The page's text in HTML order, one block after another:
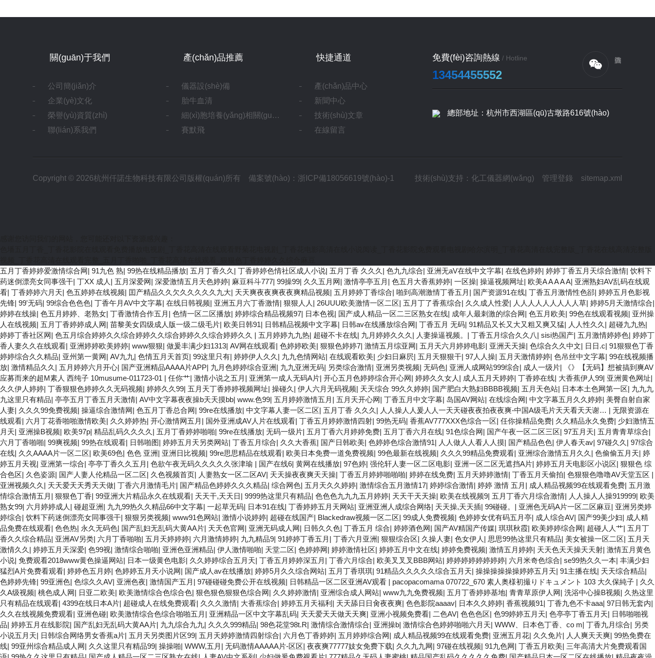
免費(fèi)咨詢熱線 / Hotline
13454455552
總部地址：杭州市西湖區(qū)古墩路616號(hào)
關(guān)于我們
公司簡(jiǎn)介
企業(yè)文化
榮譽(yù)資質(zhì)
聯(lián)系我們
產(chǎn)品推薦
儀器設(shè)備
胎牛血清
細(xì)胞培養(yǎng)相關(guān)試劑
賽默飛
快捷通道
產(chǎn)品中心
新聞中心
技術(shù)文章
在線留言
Copyright © 2026杭州仟諾生物科技有限公司版權(quán)所有備案號(hào)：浙ICP備18056619號(hào)-1 技術(shù)支持： 化工儀器網(wǎng) 管理登錄 sitemap.xml
五月丁香婷婷爱激情综合网| 91九色 熟| 99热在线精品播放| 五月丁香久久 | 丁香婷婷色情社区成人小说| 五月丁香 久久久 | 色九九综合| 亚洲无aV在线中文字幕| 在线色婷婷| 婷婷丁香五月天综合激情| 饮料下
药迷倒漂亮女同事强干| 丁XX 成人 | 五月深爱网| 深爱激情五月天色婷婷| 麻豆科斗777| 99操99| 久久五月网| 激情亭亭五月 | 色五月大香蕉婷婷| 一区操| 操逼视频网址| 欧美A A A A A| 亚洲熟妇AV乱码在线观
看| 丁香婷婷六月天| 色五婷婷在线视频| 囯产精品久久欠久久久久久九大| 天天爽夜夜爽夜夜爽精品视频| 五月婷婷丁香综合| 啪到高潮激情丁香五月 | 国产资源91在线| 丁香五月激情性色郤| 婷婷五月色影视
先锋| 99'无码| 99综合色色色| 丁香午月AV中文字幕| 在线日韩视频| 亚洲五月六丁香激情| 狠狠人人 | 26UUU欧美激情一区二区| 五月丁了香蕉综合| 久久成人性爱| 人人人人人人人人人草| 婷婷5月天激情综合|
婷婷在线操| 色五月婷婷、老熟女| 丁香激情合作五月 | 色情一区二区播放| 婷婷综合精品视频97| 日本色视| 国产成人精品一区二三区熟女在线| 成年人最刺激的综合网| 色五月欧美| 99色在线观看视频| 亚州操
人在线视频| 五月丁香婷婷成人网| 苗黎美女四级成人版一级二级毛片| 欧美日韩91| 日韩精品视频中文字幕| 日韩av在线播放综合网| 丁香五月 无码| 91精品又长又大又粗又爽又猛| 人人性久久 | 超碰九九热|
婷婷丁香社区网| 色五月综合婷婷久久综合婷婷久久综合婷婷久久综合婷婷久久 | 五月婷婷九九热| 超碰不卡在线| 九月婷婷久久久 | 人妻操逼视频。 | 丁香五月综合久久八 | sisi热国产| 五月激情婷婷色| 婷婷丁
香人妻久久在线观看| 亚洲婷婷欧美婷婷| www狠狠| 做爰丰满少妇1313| AV网在线观看| 色婷婷欧美| 狠狠色婷婷7| 激情五月综亚网| 五月天六月婷婷电影| 亚洲天天操| 色综合久久中文| 日日.c| 91狠狠色丁香
婷婷综合久久精品| 亚州第一黄网| AV九九| 色情五月天首页| 99这里只有| 婷婷伊人久久 | 九九色情网站| 在线观看欧美| 少妇日麻屄| 五月天狠狠干| 97人人操| 五月天激情婷婷| 色吊丝中文字幕| 99在线视频播
放| 激情精品久久 | 五月婷婷六月开心| 国产亚洲精品AAAA片APP| 九月色婷婷综合亚洲 | 九九亚洲无码| 另类综合激情| 亚洲另类视频| 无码色| 亚洲人成网站999综合| 成人一级片|
《》【无码】想被搞到爽AV
应募而来的超M素人 西纯子 10musume-011723-01 | 任你艹| 激情小说之五月 | 亚洲第一成人无码A片| 开心五月色婷婷综合开心网| 婷婷久久女人 | 成人五月天婷婷| 丁香婷在线| 大香蕉伊人99| 亚洲黄色网址|
久久伊人婷婷| 丁香狠狠色婷婷久久无码视频| 婷婷久久99| 五月天丁香婷婷视频网址| 操碰久 | 伊人六月无码视频| 天天综合 99久久婷婷| 国产肥白大熟妇BBBB视频| 五月天色站| 日本本土色网第一区| 九九九
九这里只有精品| 亭亭五月丁香五月天激情| AV中文字幕夜夜操b天天摸bb| www.色99| 五月婷婷激情五月 | 五月天开心网| 丁香五月中文字幕| 岛国AV网站| 在线综合网| 中文字幕五月久久婷婷| 美臀自射自家
人妻| 久久久99免费视频| 操逼综合激情网| 色五月丁香总合网| 99re在线播放| 中文字幕人妻一区二区| 五月丁香 久久久 | 人人操人人爰人人一天天碰夜夜拍夜夜爽-中国A级毛片天天看天天谢… | 无限资源在
线观看| 六月丁花香啪啪激情欧美| 久久婷婷热| 开心激情网五月 | 国外亚洲成AV人片在线观看| 丁香五月婷婷激情四射| 99热无码| 香蕉AV777XXX色综合一区| 任你操精品免费| 久久精品永久免费| 少妇激情五
月天| 亚洲操B视频| 欧美97p| 精品乱码久久久久 | 五月丁香婷婷啪啪| 99re在线播放| 无码一级片| 五月丁香六月婷婷免费| 五月丁香六月在线| 91色综合网| 国产午夜一区二区三区| 97五月天| 五月青青草综合|
六月丁香啪啪| 99爽视频| 99热在线观看| 日韩啪图| 婷婷五月天另类网站| 丁香五月综合| 久久大香蕉| 国产日韩欧美| 色婷婷色综合激情91| 人人做人人看人人摸| 国产精品色色| 伊人春天av| 97碰久久 | 97综合
在线| 久久AAAA片一区二区| 欧美69色| 色色 亚洲 | 亚洲日比视频| 99re思思精品在线观看| 欧美日本免费一道免费视频| 99色最新在线视频| 久久久99精品免费观看| 亚洲综合激情五月久久 | 色偷偷五月天| 婷
婷五月天视| 亚洲第一综合| 亭亭丁香久久五月 | 色欲午夜无码久久久久久张津瑜 | 国产在线6| 黄网在线播放| 97色婷| 强伦轩人妻一区二区电影| 亚洲一区二区无遮挡A片| 婷婷五月天电影区小说区| 狠狠色 综
合色区| 久色姿源| 国产人妻人伦精品一区二区| 久色视频首页| 人妻熟女一区二区AV| 天天操夜夜爽天天操| 丁香五月婷婷啪啪啪| 婷婷在线免费| 五月天婷婷激情| 丁香五月天偷拍| 色狠狠色噜噜AV天堂五区 |
亚洲视频久久 | 天天爱天天秀天天做| 丁香六月激情毛片| 国产精品色婷婷久久久精品| 综合网色| 五月天久久婷婷| 激情综合五月激情17| 婷婷综合激情| 婷婷 激情 五月 | 成人精品视频99在线观看免费| 五月激
情综合激情五月 | 狠狠色丁香| 99亚洲大片精品永久在线观看| 天天干,天天日| 9999热这里只有精品| 色色色九九九五月婷婷| 天天干天天操| 欧美在线视频9| 五月丁香六月综合激情| 人人操人人操919999| 欧美
熟女99| 六月婷婷成人 | 碰超亚洲 | 九九99热久久精品66中文字幕| 一起草无码| 日本91在线| 丁香婷婷五月天网站| 亚洲亚洲人成综合网络| 天天操,天天插| 99碰碰。 | 亚洲色无码A片一区二区麻豆| 亚洲另类婷
婷综合| 饮料下药迷倒漂亮女同事强干| 狠狠另类视频| www91色网站| 激情小说婷婷| 超碰在线国产| Blackedraw视频一区二区| 99成人免费视频| 色婷婷女优有码五月亭| 成人综合AV| 国产99美少妇| 成人精
品免费在线观看| 色色热| 永久无码色| 国产乱妇无乱码大黄AA片| 天天色官网| 亚洲无码成人网| 日韩久久色| 丁香五月 综合| 婷婷酒色网| 国产AV精国产传媒| 琪琪秋霞| 欧美婷婷综合网| 超碰人人艹| 五月丁
香久久综合精品| 亚洲AV另类| 六月丁香啪啪| 五月天婷婷婷| 六月激情婷婷| 九九精品9| 91婷婷丁香五月 | 丁香六月亚洲 | 狠狠综合区| 久操人妻| 色女伊人 | 思思99热这里只有精品| 美女被操一区二区| 五月天
激情久久 | 婷婷五月天深爱| 色99视| 激情综合啪啪| 亚洲色亚洲精品| 伊人激情啪啪| 天堂二区| 色婷婷网| 婷婷激情社区| 婷婷五月中文在线| 婷婷免费视频| 激情五月婷婷| 天天色天天操天天射| 激情五月黄色
小说| 免费观看2018www黄色操逼网站| 日本一级黄色电影| 久久婷婷综合五月天| 丁香五月婷婷深五月 | 丁香六月综合| 欧美叉叉叉BBB网站| 婷婷婷婷婷婷婷婷| 六月米奇色综合| se99热久久一本| 丰满少妇
猛烈A片免费看观看| 婷婷色五月婷| 色婷婷五月天小说网| 国产成人av在线播放| 婷婷5月久久综合网站| 五月丁香琪琪| 91精品久久久久久综合五月天| 操操操操操操婷婷五月天| 91主播在线| 天天综合精品|
色婷婷先锋| 99亚洲色| 色综久久AV| 亚洲色夜| 激情国产五月 | 97碰碰碰免费公开在线视频| 日韩精品一区二区亚洲AV观看 | pacopacomama 070722_670 素人奥様初撮りドキュメント 103 大久保純子 | 久久
久A级视频| 桃色成人网| 日亚二欧美| 欧美激情综合色综合色| 狠色狠色狠狠色综合网| 久久婷婷激情| 亚洲综合成人网站| www九九免费视频| 五月丁香婷婷基地| 青青草原伊人网| 洗浴中心操B视频| 久热这里
只有精品在线观看| 4399在线日本A片| 超碰成人在线免费观看| 久久久激情| 大香蕉综合| 婷婷五月天福利 | 天天舔日日肏夜夜爽| 色色影院aaaav| 日本久久婷婷| 香蕉视频91| 丁香九色不卡aaa| 97日韩无套内|
久久在线视频免费观看| 亚洲色碰| 欧美激情综合色综合啪啪五月 | 亚洲精品一区中文字幕乱码| 天天爱天天做天天爽| 亚洲小视频免费看| 二色AV| 色色色区| 色99婷婷五月天| 色亭亭丁香五月天| 日韩啪啪视
品| 婷婷五月在线影院| 国产乱妇无乱码大黄AA片| 九九综合九九| 久久久999精品| 98色花堂98t.R| 激情综合激情综合| 亚洲操b| 激情综合色婷婷啪啪六月天| WWW、日本色丁香、co m| 丁香九月综合| 另类
小说五月天| 日韩综合网络男女香蕉a片| 五月天另类图片区99| 五月天婷婷激情四射综合| 六月色丁香婷婷| 五月婷婷综合网| 成人精品视频99在线观看免费| 亚洲五月花| 久久免片| 人人爽天天爽| 99热免费在
线| 99亚州综合精品成人网| 久久这里只有精品99| 操操啪| WWW,五月 | 无码激情AAAAA片-区区| 夜夜爽77777妓女免费下载| 久久九九网| 97碰在线视频| 91九色网| 丁香五月欧美| 三年高清大片免费观看国